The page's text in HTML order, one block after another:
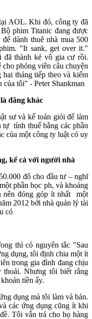
AOL. Khi đó, công ty đã
phim Titanic đang được
dành thuê nhà mua 500
"It sank, get over it."
đã thành kẻ vô gia cư rồi.
phóng viên câu chuyện
tháng tiếp theo và kiếm
tôi" - Peter Shankman
đằng khác
sư và kế toán giỏi để làm
tự tính thuế bằng các phần
của một công ty luật có uy
kể cả với người nhà
đô cho đầu tư – nghĩ
phần học ph, và khoảng
nên đóng góp ít nhất một
2012 bởi nhà quản lý tài
có
thì có nguyên tắc "Sau
dụng, tôi định chia một ít
trong gia đình đang chịu
Nhưng tôi biết rằng
tiền ấy.
dụng mà tôi làm và bán.
các ứng dụng cũng ít khi
Tôi vẫn trả cho họ hàng